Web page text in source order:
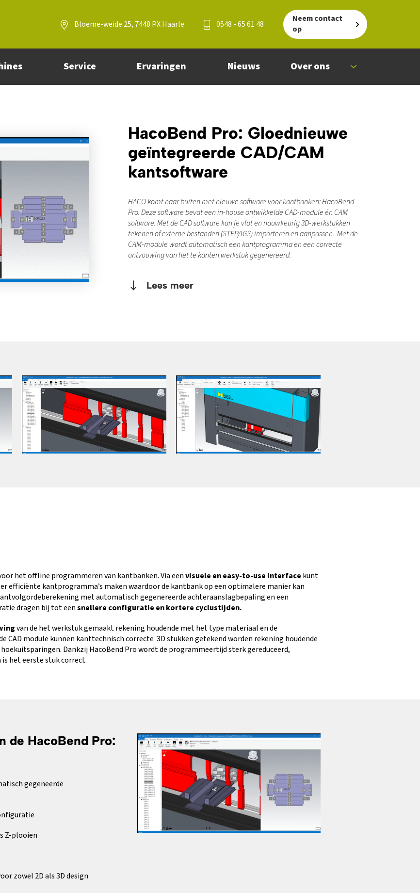
Bloeme-weide 25, 7448 PX Haarle 0548 - 65 61 48
Neem contact
op
Service Ervaringen Nieuws Over ons
HacoBend Pro: Gloednieuwe
geïntegreerde CAD/CAM
kantsoftware
HACO komt naar buiten met nieuwe software voor kantbanken: HacoBend
Pro. Deze software bevat een in-house ontwikkelde CAD-module én CAM
software. Met de CAD software kan je vlot en nauwkeurig 3D-werkstukken
tekenen of externe bestanden (STEP/IGS) importeren en aanpassen. Met de
CAM-module wordt automatisch een kantprogramma en een correcte
ontvouwing van het te kanten werkstuk gegenereerd.
Lees meer
het offline programmeren van kantbanken. Via eenvisuele en easy-to-use interface kunt
efficiënte kantprogramma’s maken waardoor de kantbank op een optimalere manier kan
met automatisch gegenereerde achteraanslagbepaling en een
dragen bij tot eensnellere configuratie en kortere cyclustijden.
van de het werkstuk gemaakt rekening houdende met het type materiaal en de
CAD module kunnen kanttechnisch correcte 3D stukken getekend worden rekening houdende
Dankzij HacoBend Pro wordt de programmeertijd sterk gereduceerd,
het eerste stuk correct.
de HacoBend Pro:
gegeneerde
Z-plooien
zowel 2D als 3D design